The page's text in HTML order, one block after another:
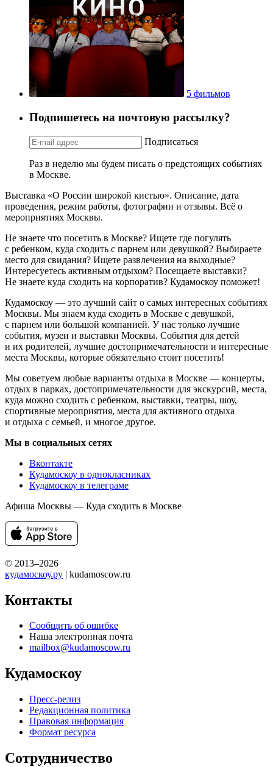
5 фильмов
Подпишетесь на почтовую рассылку?
Подписаться
Раз в неделю мы будем писать о предстоящих событиях
в Москве.
Выставка «О России широкой кистью». Описание, дата
проведения, режим работы, фотографии и отзывы. Всё о
мероприятиях Москвы.
Не знаете что посетить в Москве? Ищете где погулять
с ребенком, куда сходить с парнем или девушкой? Выбираете
место для свидания? Ищете развлечения на выходные?
Интересуетесь активным отдыхом? Посещаете выставки?
Не знаете куда сходить на корпоратив? Кудамоскоу поможет!
Кудамоскоу — это лучший сайт о самых интересных событиях
Москвы. Мы знаем куда сходить в Москве с девушкой,
с парнем или большой компанией. У нас только лучшие
события, музеи и выставки Москвы. События для детей
и их родителей, лучшие достопримечательности и интересные
места Москвы, которые обязательно стоит посетить!
Мы советуем любые варианты отдыха в Москве — концерты,
отдых в парках, достопримечательности для экскурсий, места,
куда можно сходить с ребенком, выставки, театры, шоу,
спортивные мероприятия, места для активного отдыха
и отдыха с семьей, и многое другое.
Мы в социальных сетях
Вконтакте
Кудамоскоу в однокласниках
Кудамоскоу в телеграме
Афиша Москвы — Куда сходить в Москве
© 2013–2026
кудамоскоу.ру | kudamoscow.ru
Контакты
Сообщить об ошибке
Наша электронная почта
mailbox@kudamoscow.ru
Кудамоскоу
Пресс-релиз
Редакционная политика
Правовая информация
Формат ресурса
Сотрудничество